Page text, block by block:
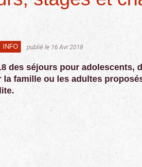
INFO publié le 16 Avr 2018
des séjours pour adolescents,
la famille ou les adultes